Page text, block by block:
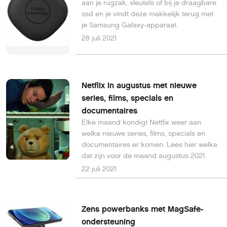
aan je rugzak, sleutels of bij je draagbare
ssd en je vindt deze makkelijk terug met
je Samsung Galaxy-apparaat.
28 juli 2021
Netflix in augustus met nieuwe
series, films, specials en
documentaires
Elke maand kondigt Netflix weer aan
welke nieuwe series, films, specials en
documentaires er komen. Lees hier welke
dat zijn voor de maand augustus 2021.
22 juli 2021
Zens powerbanks met MagSafe-
ondersteuning